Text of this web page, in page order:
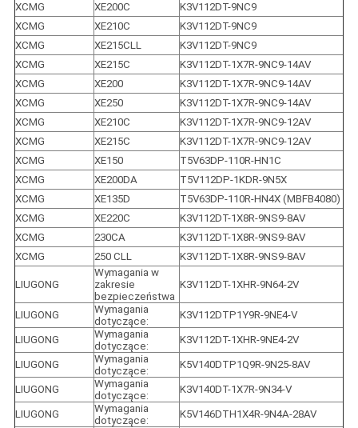
XCMG
XE200C
K3V112DT-9NC9
XCMG
XE210C
K3V112DT-9NC9
XCMG
XE215CLL
K3V112DT-9NC9
XCMG
XE215C
K3V112DT-1X7R-9NC9-14AV
XCMG
XE200
K3V112DT-1X7R-9NC9-14AV
XCMG
XE250
K3V112DT-1X7R-9NC9-14AV
XCMG
XE210C
K3V112DT-1X7R-9NC9-12AV
XCMG
XE215C
K3V112DT-1X7R-9NC9-12AV
XCMG
XE150
T5V63DP-110R-HN1C
XCMG
XE200DA
T5V112DP-1KDR-9N5X
XCMG
XE135D
T5V63DP-110R-HN4X (MBFB4080)
XCMG
XE220C
K3V112DT-1X8R-9NS9-8AV
XCMG
230CA
K3V112DT-1X8R-9NS9-8AV
XCMG
250 CLL K3V112DT-1X8R-9NS9-8AV
LIUGONG
Wymagania w
zakresie
bezpieczeństwa
K3V112DT-1XHR-9N64-2V
LIUGONG
Wymagania
dotyczące:
K3V112DTP1Y9R-9NE4-V
LIUGONG
Wymagania
dotyczące:
K3V112DT-1XHR-9NE4-2V
LIUGONG
Wymagania
dotyczące:
K5V140DTP1Q9R-9N25-8AV
LIUGONG
Wymagania
dotyczące:
K3V140DT-1X7R-9N34-V
LIUGONG
Wymagania
dotyczące:
K5V146DTH1X4R-9N4A-28AV